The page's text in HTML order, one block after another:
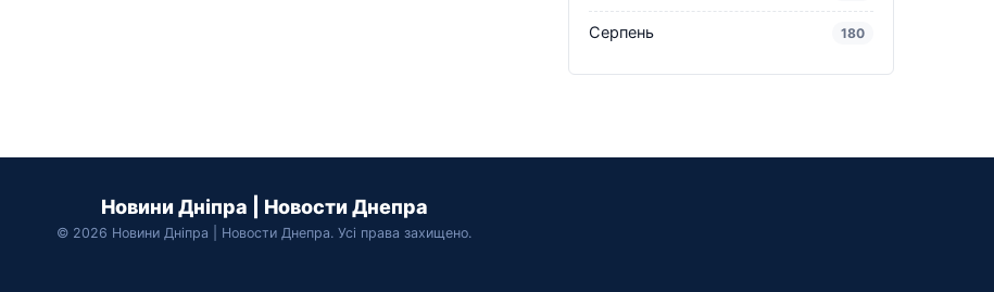
Серпень 180
Новини Дніпра | Новости Днепра
© 2026 Новини Дніпра | Новости Днепра. Усі права захищено.